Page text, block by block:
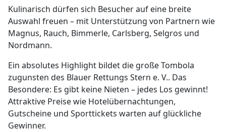
Kulinarisch dürfen sich Besucher auf eine breite
Auswahl freuen – mit Unterstützung von Partnern wie
Magnus, Rauch, Bimmerle, Carlsberg, Selgros und
Nordmann.
Ein absolutes Highlight bildet die große Tombola
zugunsten des Blauer Rettungs Stern e. V.. Das
Besondere: Es gibt keine Nieten – jedes Los gewinnt!
Attraktive Preise wie Hotelübernachtungen,
Gutscheine und Sporttickets warten auf glückliche
Gewinner.